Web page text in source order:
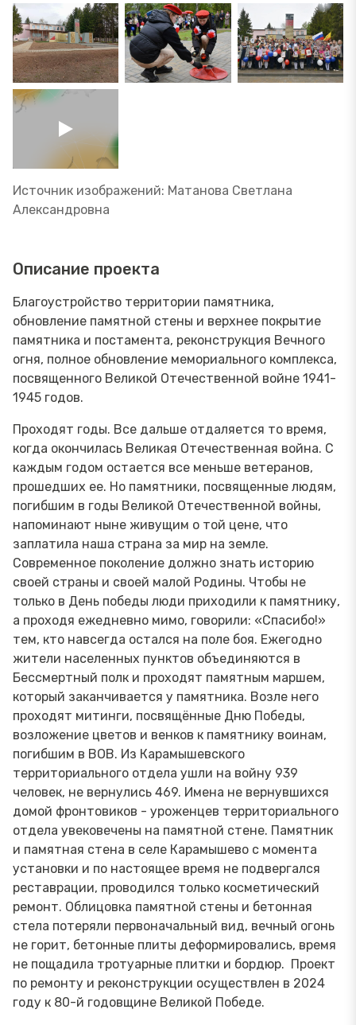
Источник изображений: Матанова Светлана
Александровна
Описание проекта
Благоустройство территории памятника,
обновление памятной стены и верхнее покрытие
памятника и постамента, реконструкция Вечного
огня, полное обновление мемориального комплекса,
посвященного Великой Отечественной войне 1941-
1945 годов.
Проходят годы. Все дальше отдаляется то время,
когда окончилась Великая Отечественная война. С
каждым годом остается все меньше ветеранов,
прошедших ее. Но памятники, посвященные людям,
погибшим в годы Великой Отечественной войны,
напоминают ныне живущим о той цене, что
заплатила наша страна за мир на земле.
Современное поколение должно знать историю
своей страны и своей малой Родины. Чтобы не
только в День победы люди приходили к памятнику,
а проходя ежедневно мимо, говорили: «Спасибо!»
тем, кто навсегда остался на поле боя. Ежегодно
жители населенных пунктов объединяются в
Бессмертный полк и проходят памятным маршем,
который заканчивается у памятника. Возле него
проходят митинги, посвящённые Дню Победы,
возложение цветов и венков к памятнику воинам,
погибшим в ВОВ. Из Карамышевского
территориального отдела ушли на войну 939
человек, не вернулись 469. Имена не вернувшихся
домой фронтовиков - уроженцев территориального
отдела увековечены на памятной стене. Памятник
и памятная стена в селе Карамышево с момента
установки и по настоящее время не подвергался
реставрации, проводился только косметический
ремонт. Облицовка памятной стены и бетонная
стела потеряли первоначальный вид, вечный огонь
не горит, бетонные плиты деформировались, время
не пощадила тротуарные плитки и бордюр. Проект
по ремонту и реконструкции осуществлен в 2024
году к 80-й годовщине Великой Победе.